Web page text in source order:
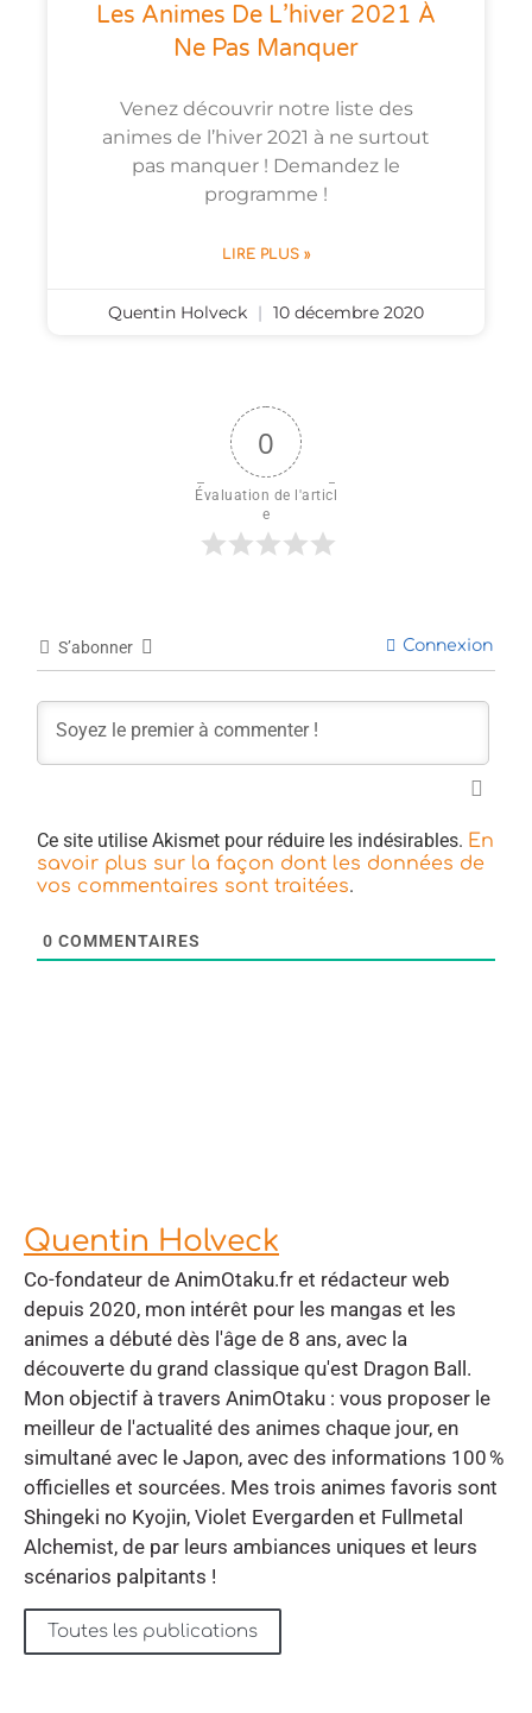
Les Animes De L’hiver 2021 À
Ne Pas Manquer
Venez découvrir notre liste des
animes de l’hiver 2021 à ne surtout
pas manquer ! Demandez le
programme !
LIRE PLUS »
Quentin Holveck 10 décembre 2020
0
Évaluation de l'articl
e
S’abonner Connexion
Ce site utilise Akismet pour réduire les indésirables. En
savoir plus sur la façon dont les données de
vos commentaires sont traitées.
0 COMMENTAIRES
Quentin Holveck
Co-fondateur de AnimOtaku.fr et rédacteur web
depuis 2020, mon intérêt pour les mangas et les
animes a débuté dès l'âge de 8 ans, avec la
découverte du grand classique qu'est Dragon Ball.
Mon objectif à travers AnimOtaku : vous proposer le
meilleur de l'actualité des animes chaque jour, en
simultané avec le Japon, avec des informations 100 %
officielles et sourcées. Mes trois animes favoris sont
Shingeki no Kyojin, Violet Evergarden et Fullmetal
Alchemist, de par leurs ambiances uniques et leurs
scénarios palpitants !
Toutes les publications